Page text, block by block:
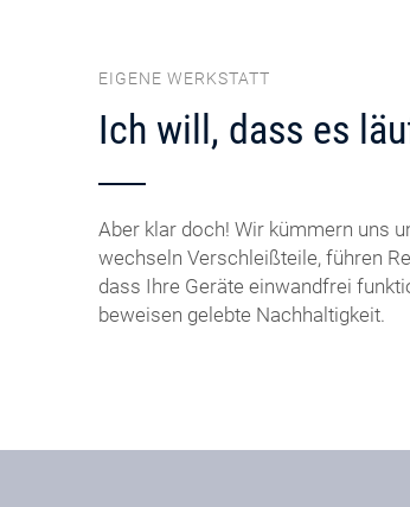
EIGENE WERKSTATT
Ich will, dass es
Aber klar doch! Wir kümmern uns
wechseln Verschleißteile, führen
dass Ihre Geräte einwandfrei
beweisen gelebte Nachhaltigkeit.